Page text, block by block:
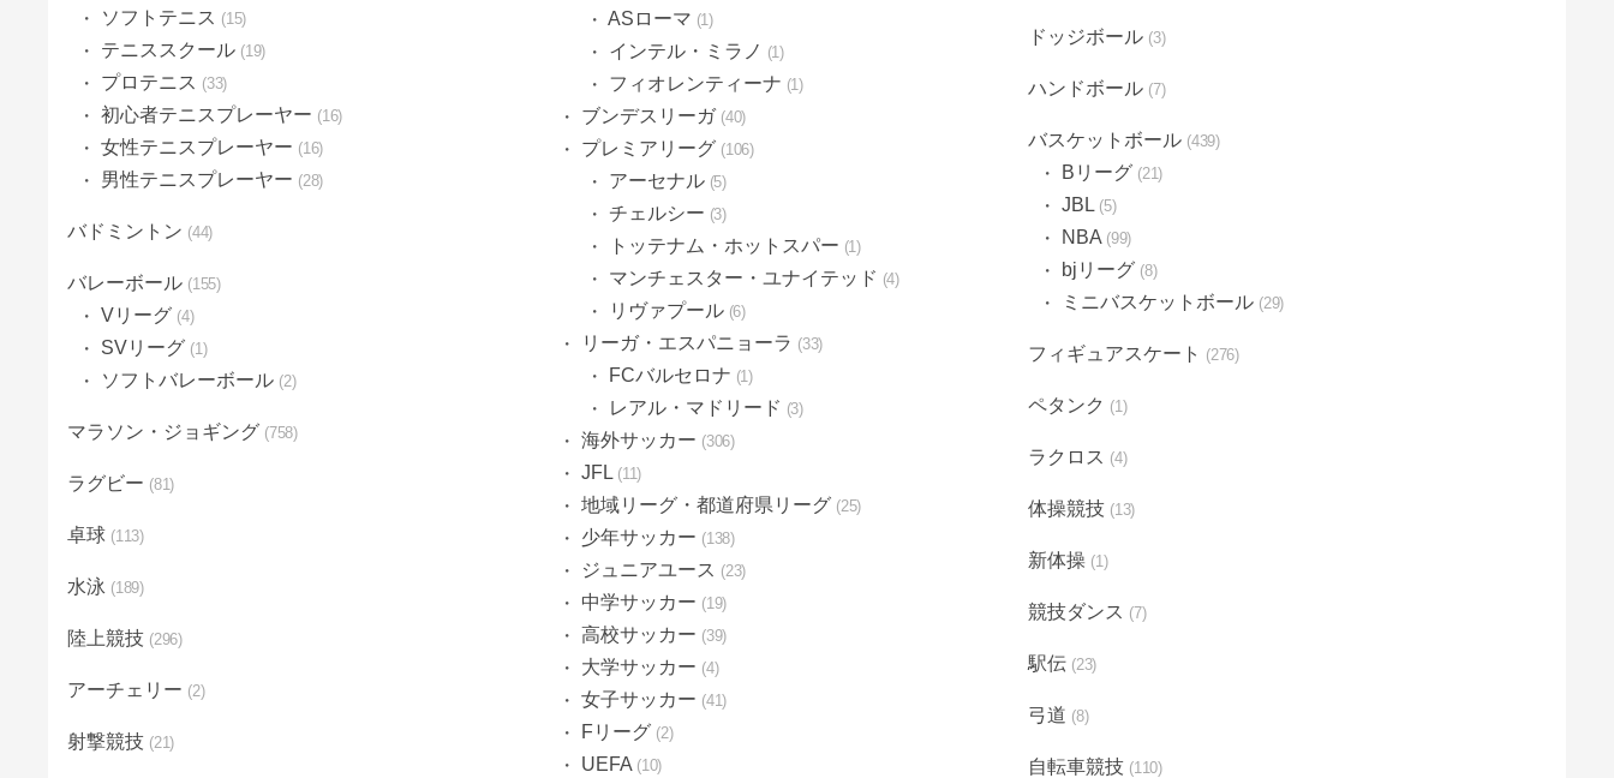
ASローマ 1
インテル・ミラノ 1
フィオレンティーナ 1
ブンデスリーガ 40
プレミアリーグ 106
アーセナル 5
チェルシー 3
トッテナム・ホットスパー 1
マンチェスター・ユナイテッド 4
リヴァプール 6
リーガ・エスパニョーラ 33
FCバルセロナ 1
レアル・マドリード 3
海外サッカー 306
JFL 11
地域リーグ・都道府県リーグ 25
少年サッカー 138
ジュニアユース 23
中学サッカー 19
高校サッカー 39
大学サッカー 4
女子サッカー 41
Fリーグ 2
UEFA 10
ソフトテニス 15
テニススクール 19
プロテニス 33
初心者テニスプレーヤー 16
女性テニスプレーヤー 16
男性テニスプレーヤー 28
ドッジボール 3
ハンドボール 7
バスケットボール 439
Bリーグ 21
JBL 5
NBA 99
bjリーグ 8
ミニバスケットボール 29
バドミントン 44
バレーボール 155
Vリーグ 4
SVリーグ 1
ソフトバレーボール 2
フィギュアスケート 276
ペタンク 1
マラソン・ジョギング 758
ラクロス 4
ラグビー 81
体操競技 13
卓球 113
新体操 1
水泳 189
競技ダンス 7
陸上競技 296
駅伝 23
アーチェリー 2
弓道 8
射撃競技 21
自転車競技 110